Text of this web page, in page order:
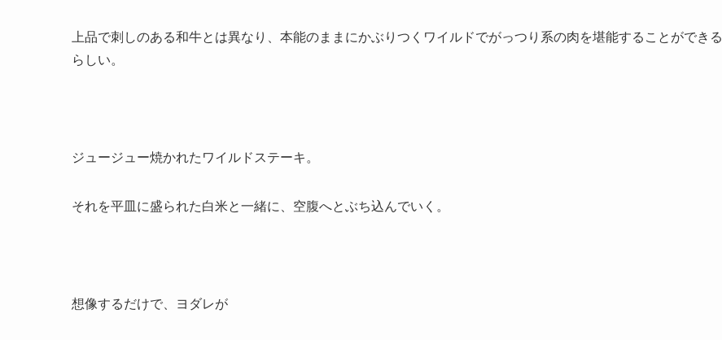
上品で刺しのある和牛とは異なり、本能のままにかぶりつくワイルドでがっつり系の肉を堪能することができる
らしい。
ジュージュー焼かれたワイルドステーキ。
それを平皿に盛られた白米と一緒に、空腹へとぶち込んでいく。
想像するだけで、ヨダレが